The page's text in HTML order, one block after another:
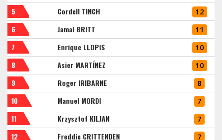
5 Cordell TINCH 12
6 Jamal BRITT 11
7 Enrique LLOPIS 10
8 Asier MARTÍNEZ 10
9 Roger IRIBARNE 8
10 Manuel MORDI 7
11 Krzysztof KILJAN 7
12 Freddie CRITTENDEN 7